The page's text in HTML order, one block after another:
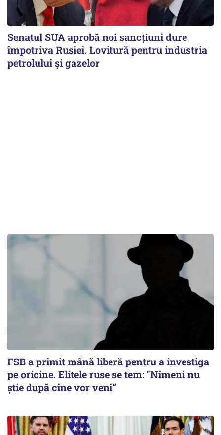
Senatul SUA aprobă noi sancțiuni dure
împotriva Rusiei. Lovitură pentru industria
petrolului și gazelor
FSB a primit mână liberă pentru a investiga
pe oricine. Elitele ruse se tem: "Nimeni nu
știe după cine vor veni”